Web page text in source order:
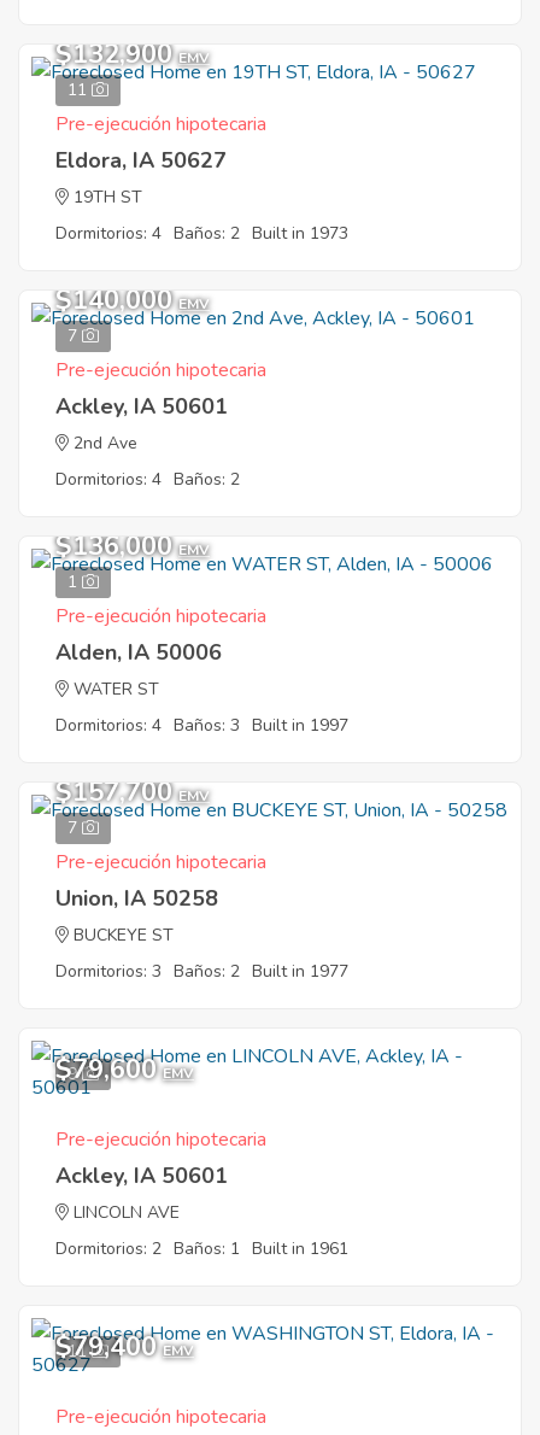
11
$132,900 EMV
Pre-ejecución hipotecaria
Eldora, IA 50627
19TH ST
Dormitorios: 4 Baños: 2 Built in 1973
7
$140,000 EMV
Pre-ejecución hipotecaria
Ackley, IA 50601
2nd Ave
Dormitorios: 4 Baños: 2
1
$136,000 EMV
Pre-ejecución hipotecaria
Alden, IA 50006
WATER ST
Dormitorios: 4 Baños: 3 Built in 1997
7
$157,700 EMV
Pre-ejecución hipotecaria
Union, IA 50258
BUCKEYE ST
Dormitorios: 3 Baños: 2 Built in 1977
9
$79,600 EMV
Pre-ejecución hipotecaria
Ackley, IA 50601
LINCOLN AVE
Dormitorios: 2 Baños: 1 Built in 1961
11
$79,400 EMV
Pre-ejecución hipotecaria